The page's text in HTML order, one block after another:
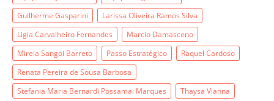
Guilherme Gasparini
Larissa Oliveira Ramos Silva
Ligia Carvalheiro Fernandes
Marcio Damasceno
Mirela Sangoi Barreto
Passo Estratégico
Raquel Cardoso
Renata Pereira de Sousa Barbosa
Stefania Maria Bernardi Possamai Marques
Thaysa Vianna